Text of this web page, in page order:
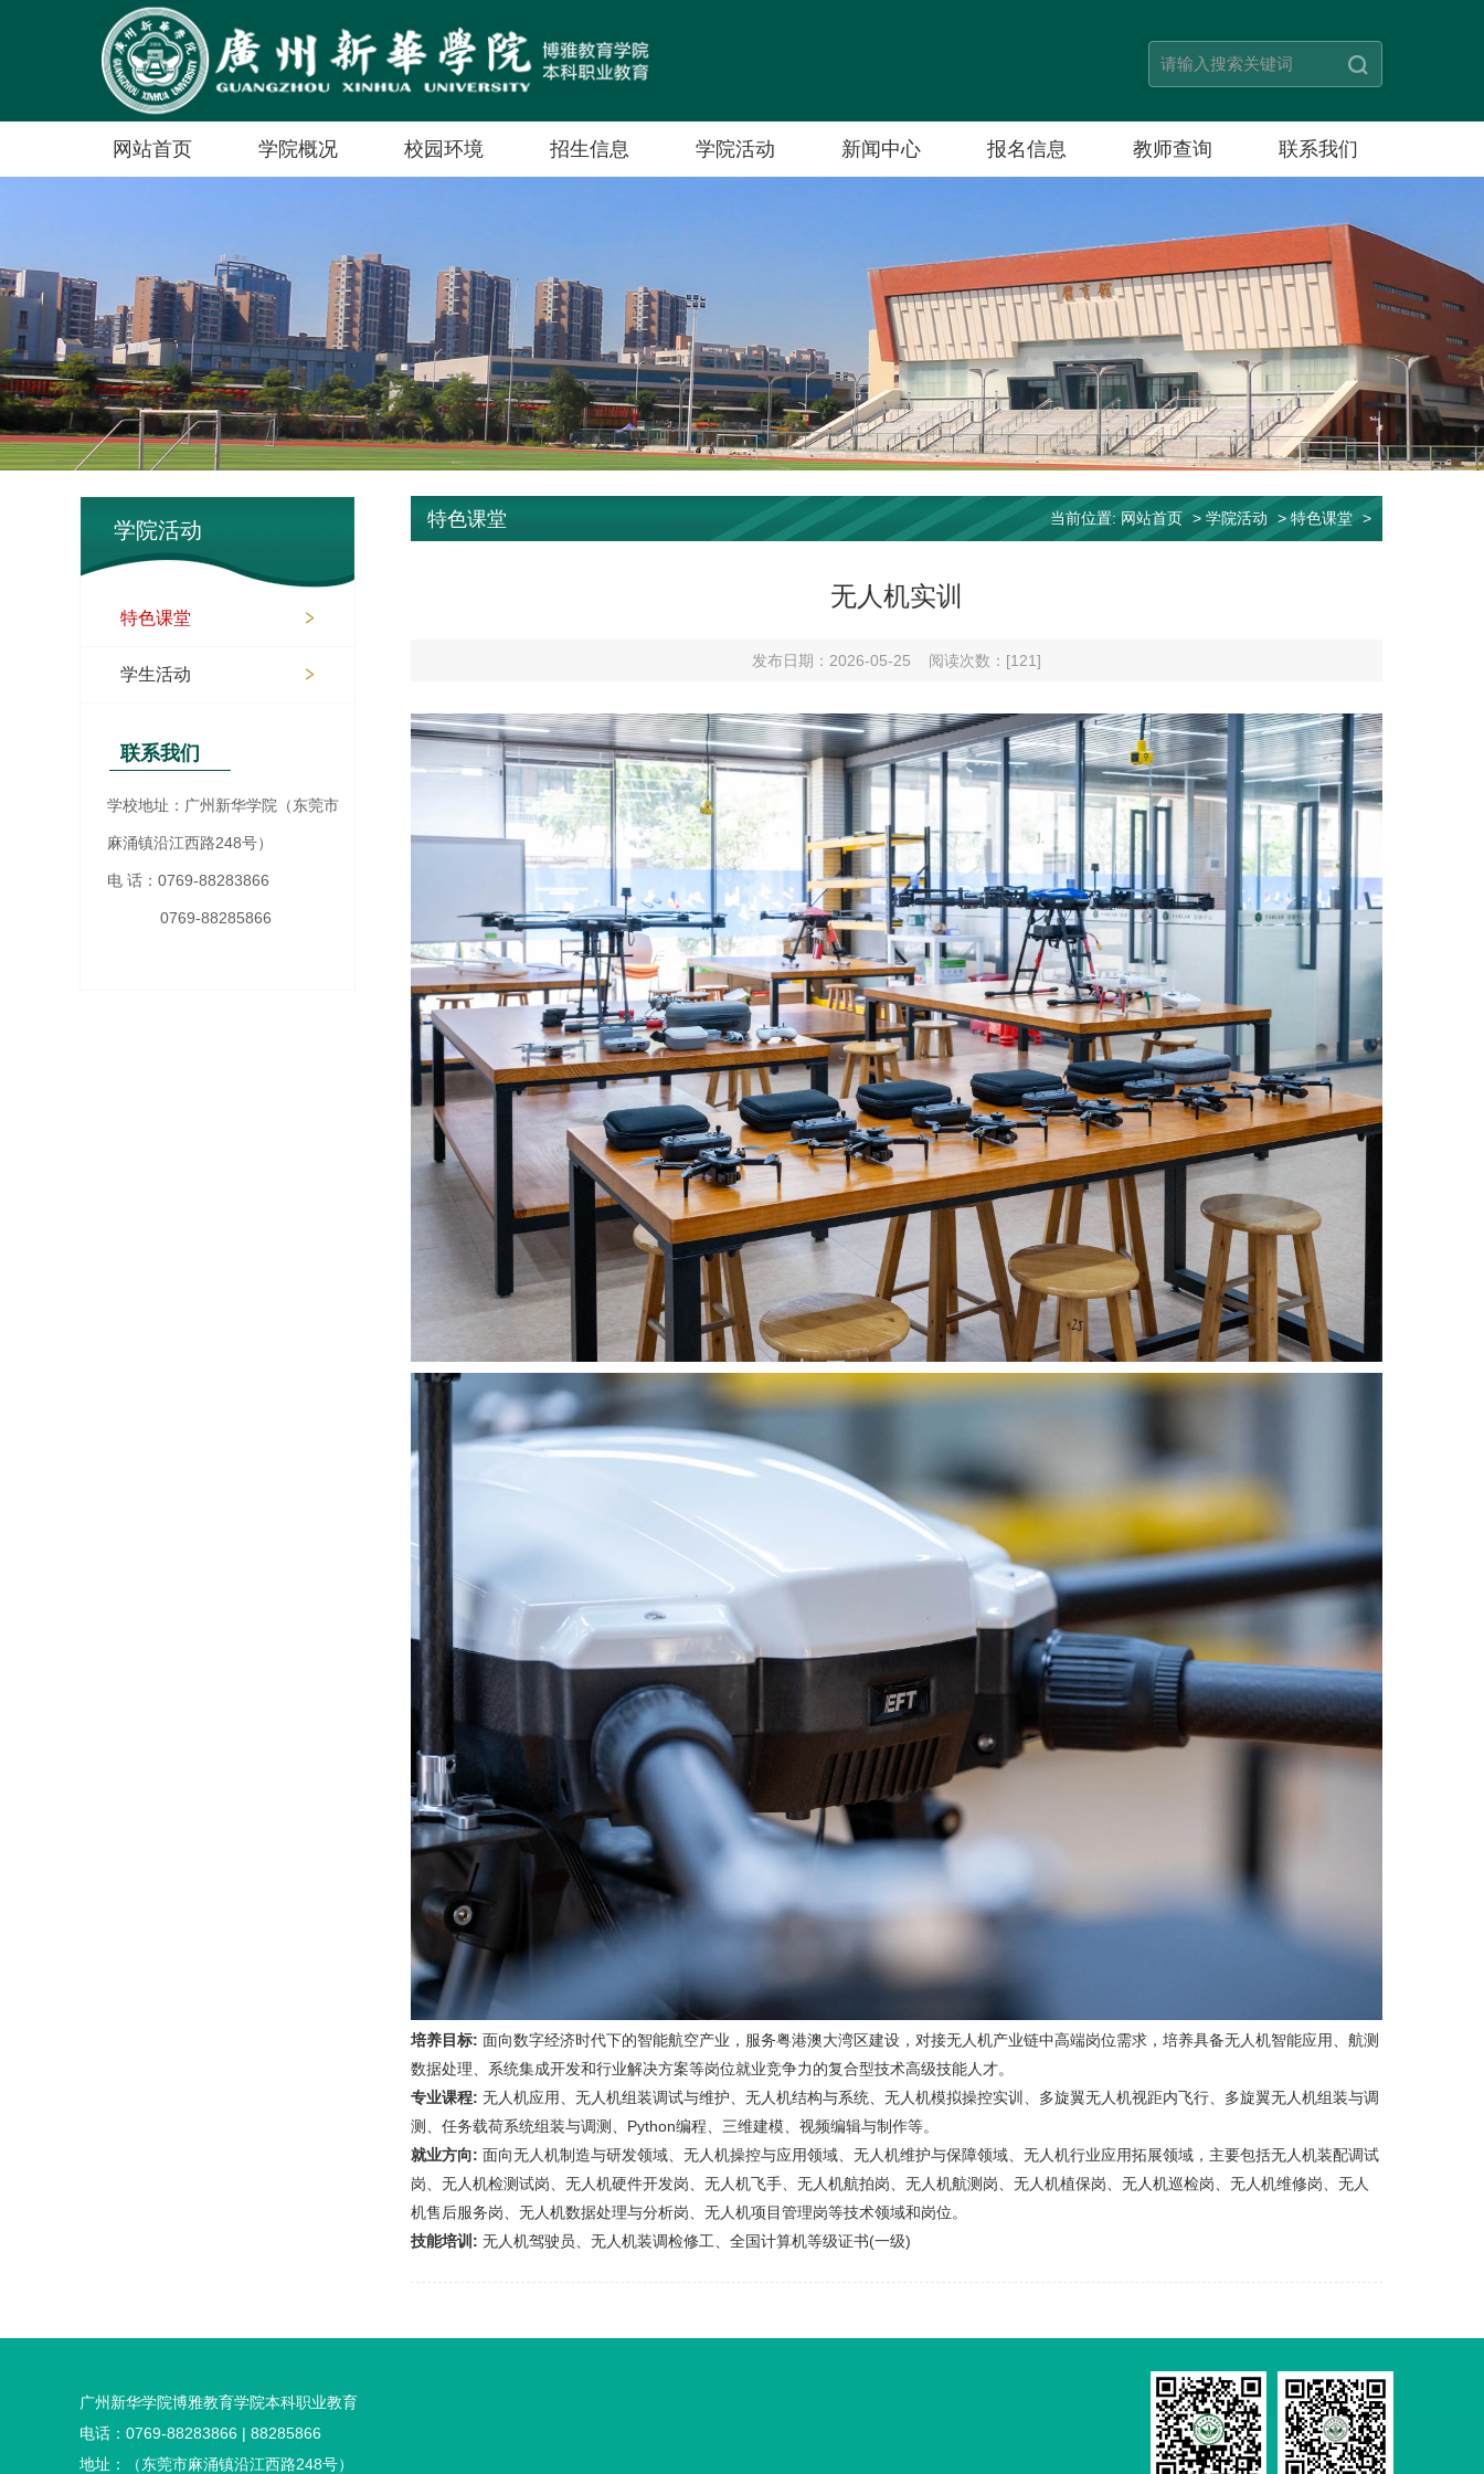
网站首页 学院概况 校园环境 招生信息 学院活动 新闻中心 报名信息 教师查询 联系我们
学院活动
特色课堂
学生活动
联系我们
学校地址：广州新华学院（东莞市
麻涌镇沿江西路248号）
电 话：0769-88283866
0769-88285866
特色课堂 当前位置: 网站首页 > 学院活动 > 特色课堂 >
无人机实训
发布日期：2026-05-25 阅读次数：[121]
培养目标: 面向数字经济时代下的智能航空产业，服务粤港澳大湾区建设，对接无人机产业链中高端岗位需求，培养具备无人机智能应用、航测
数据处理、系统集成开发和行业解决方案等岗位就业竞争力的复合型技术高级技能人才。
专业课程: 无人机应用、无人机组装调试与维护、无人机结构与系统、无人机模拟操控实训、多旋翼无人机视距内飞行、多旋翼无人机组装与调
测、任务载荷系统组装与调测、Python编程、三维建模、视频编辑与制作等。
就业方向: 面向无人机制造与研发领域、无人机操控与应用领域、无人机维护与保障领域、无人机行业应用拓展领域，主要包括无人机装配调试
岗、无人机检测试岗、无人机硬件开发岗、无人机飞手、无人机航拍岗、无人机航测岗、无人机植保岗、无人机巡检岗、无人机维修岗、无人
机售后服务岗、无人机数据处理与分析岗、无人机项目管理岗等技术领域和岗位。
技能培训: 无人机驾驶员、无人机装调检修工、全国计算机等级证书(一级)
广州新华学院博雅教育学院本科职业教育
电话：0769-88283866 | 88285866
地址：（东莞市麻涌镇沿江西路248号）